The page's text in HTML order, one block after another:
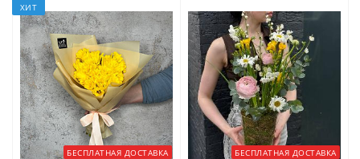
ХИТ
БЕСПЛАТНАЯ ДОСТАВКА БЕСПЛАТНАЯ ДОСТАВКА